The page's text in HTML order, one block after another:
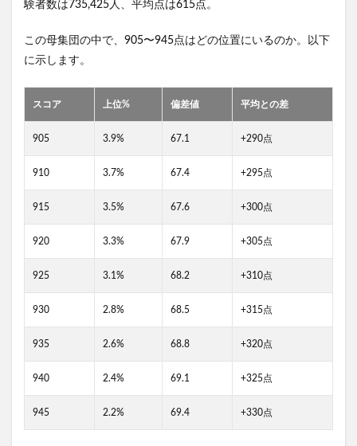
験者数は735,425人、平均点は615点。
この母集団の中で、905〜945点はどの位置にいるのか。以下
に示します。
スコア 上位% 偏差値 平均との差
905 3.9% 67.1 +290点
910 3.7% 67.4 +295点
915 3.5% 67.6 +300点
920 3.3% 67.9 +305点
925 3.1% 68.2 +310点
930 2.8% 68.5 +315点
935 2.6% 68.8 +320点
940 2.4% 69.1 +325点
945 2.2% 69.4 +330点